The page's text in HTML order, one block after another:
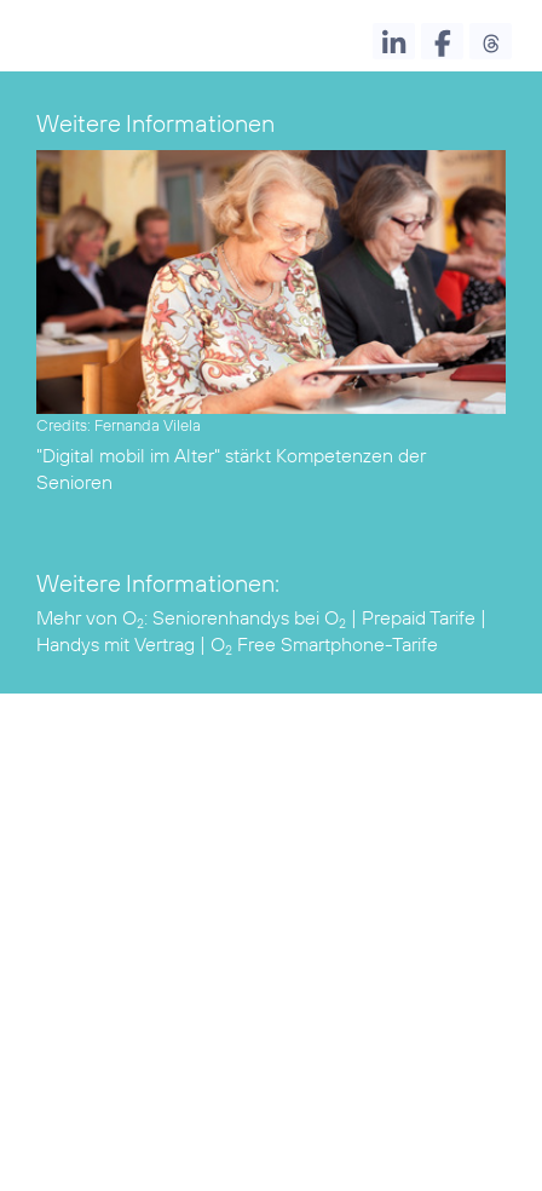
Weitere Informationen
Credits: Fernanda Vilela
"Digital mobil im Alter" stärkt Kompetenzen der
Senioren
Weitere Informationen:
Mehr von O2: Seniorenhandys bei O2 | Prepaid Tarife |
Handys mit Vertrag | O2 Free Smartphone-Tarife